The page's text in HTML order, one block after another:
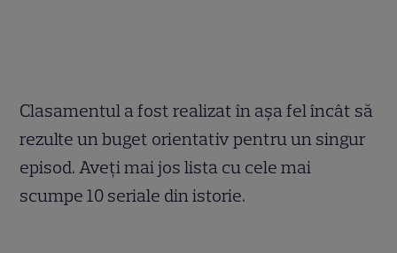
Clasamentul a fost realizat în așa fel încât să
rezulte un buget orientativ pentru un singur
episod. Aveți mai jos lista cu cele mai
scumpe 10 seriale din istorie.